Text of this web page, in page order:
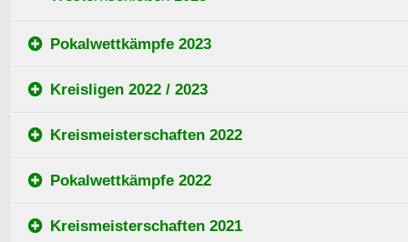
Pokalwettkämpfe 2023
Kreisligen 2022 / 2023
Kreismeisterschaften 2022
Pokalwettkämpfe 2022
Kreismeisterschaften 2021